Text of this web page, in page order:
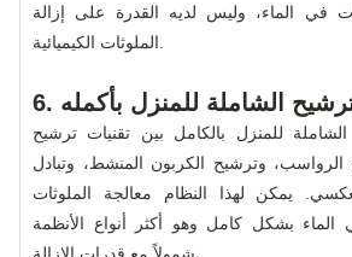
في الماء، وليس لديه القدرة على إزالة
للمنزل بالكامل بين تقنيات ترشيح
وترشيح الكربون المنشط، وتبادل
يمكن لهذا النظام معالجة الملوثات
الماء بشكل كامل وهو أكثر أنواع الأنظمة